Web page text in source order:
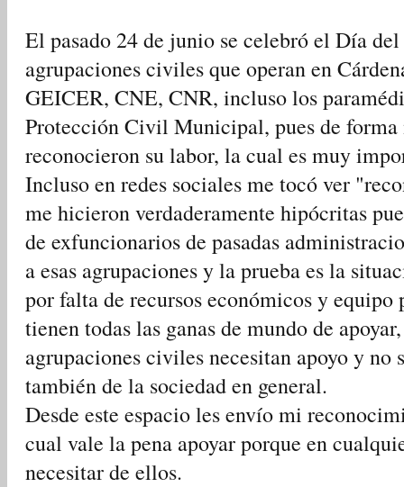
El pasado 24 de junio se celebró el Día
agrupaciones civiles que operan en
GEICER, CNE, CNR, incluso los
Protección Civil Municipal, pues de forma
reconocieron su labor, la cual es muy
Incluso en redes sociales me tocó ver
me hicieron verdaderamente hipócritas
de exfuncionarios de pasadas
a esas agrupaciones y la prueba es la
por falta de recursos económicos y equipo
tienen todas las ganas de mundo de
agrupaciones civiles necesitan apoyo y no
también de la sociedad en general.
Desde este espacio les envío mi
cual vale la pena apoyar porque en
necesitar de ellos.